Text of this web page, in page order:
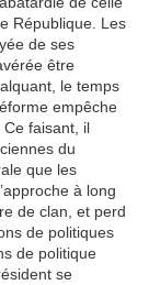
République. Les
de ses
être
le temps
empêche
Ce faisant, il
du
que les
à long
de clan, et perd
de politiques
de politique
se